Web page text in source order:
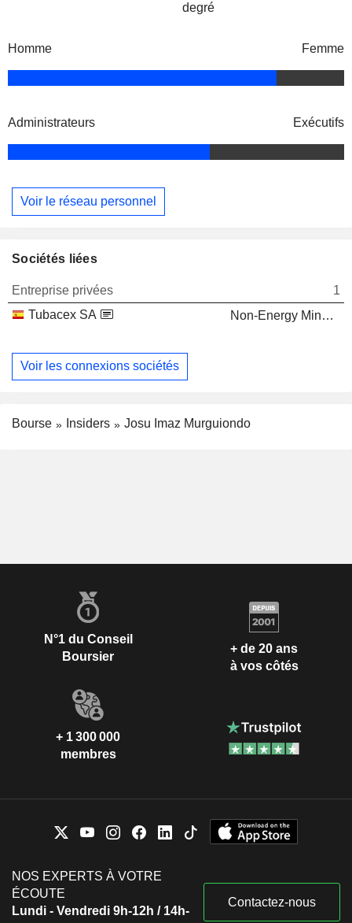
degré
Homme Femme
Administrateurs Exécutifs
Voir le réseau personnel
Sociétés liées
Entreprise privées
1
Tubacex SA
Non-Energy Minerals
Voir les connexions sociétés
Bourse Insiders Josu Imaz Murguiondo
N°1 du Conseil
Boursier
+ de 20 ans
à vos côtés
+ 1 300 000
membres
NOS EXPERTS À VOTRE
ÉCOUTE
Lundi - Vendredi 9h-12h / 14h-
Contactez-nous